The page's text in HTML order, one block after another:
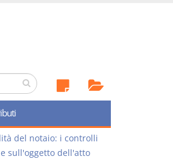
del notaio: i controlli
sull'oggetto dell'atto